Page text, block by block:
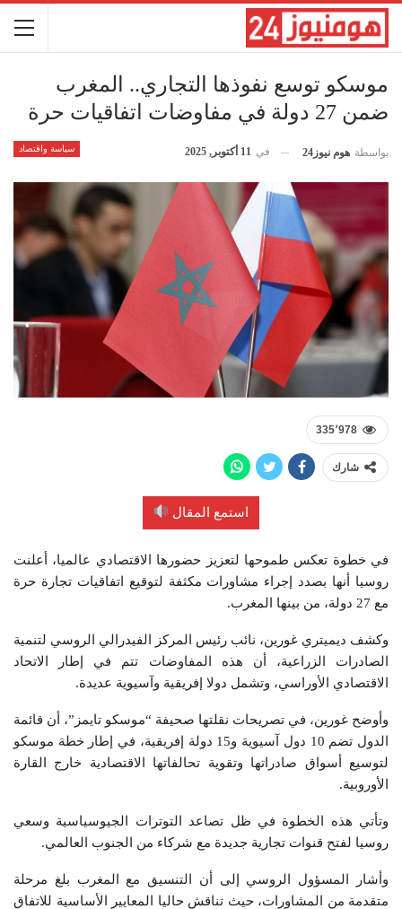
موسكو توسع نفوذها التجاري.. المغرب
ضمن 27 دولة في مفاوضات اتفاقيات حرة
سياسة واقتصاد بواسطة هوم نيوز24 في 11 أكتوبر, 2025
335٬978
شارك
استمع المقال
في خطوة تعكس طموحها لتعزيز حضورها الاقتصادي عالميا، أعلنت
روسيا أنها بصدد إجراء مشاورات مكثفة لتوقيع اتفاقيات تجارة حرة
مع 27 دولة، من بينها المغرب.
وكشف ديميتري غورين، نائب رئيس المركز الفيدرالي الروسي لتنمية
الصادرات الزراعية، أن هذه المفاوضات تتم في إطار الاتحاد
الاقتصادي الأوراسي، وتشمل دولا إفريقية وآسيوية عديدة.
وأوضح غورين، في تصريحات نقلتها صحيفة “موسكو تايمز”، أن قائمة
الدول تضم 10 دول آسيوية و15 دولة إفريقية، في إطار خطة موسكو
لتوسيع أسواق صادراتها وتقوية تحالفاتها الاقتصادية خارج القارة
الأوروبية.
وتأتي هذه الخطوة في ظل تصاعد التوترات الجيوسياسية وسعي
روسيا لفتح قنوات تجارية جديدة مع شركاء من الجنوب العالمي.
وأشار المسؤول الروسي إلى أن التنسيق مع المغرب بلغ مرحلة
متقدمة من المشاورات، حيث تناقش حاليا المعايير الأساسية للاتفاق